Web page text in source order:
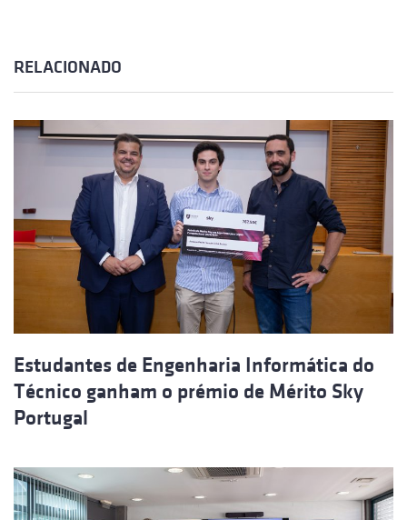
RELACIONADO
Estudantes de Engenharia Informática do
Técnico ganham o prémio de Mérito Sky
Portugal